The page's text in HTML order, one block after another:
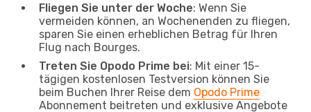
Fliegen Sie unter der Woche: Wenn Sie
vermeiden können, an Wochenenden zu fliegen,
sparen Sie einen erheblichen Betrag für Ihren
Flug nach Bourges.
Treten Sie Opodo Prime bei: Mit einer 15-
tägigen kostenlosen Testversion können Sie
beim Buchen Ihrer Reise dem Opodo Prime
Abonnement beitreten und exklusive Angebote